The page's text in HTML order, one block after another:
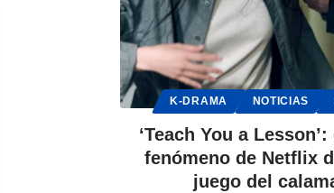
K-DRAMA NOTICIAS
‘Teach You a
fenómeno de Netflix
juego del